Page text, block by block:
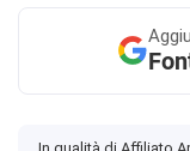
In qualità di Affiliato